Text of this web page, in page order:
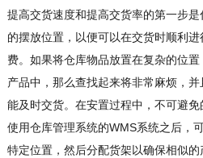
提高交货速度和提高交货率的第一步
的摆放位置，以便可以在交货时顺利
费。如果将仓库物品放置在复杂的位
产品中，那么查找起来将非常麻烦，
能及时交货。在安置过程中，不可避
使用仓库管理系统的WMS系统之后，
特定位置，然后分配货架以确保相似的